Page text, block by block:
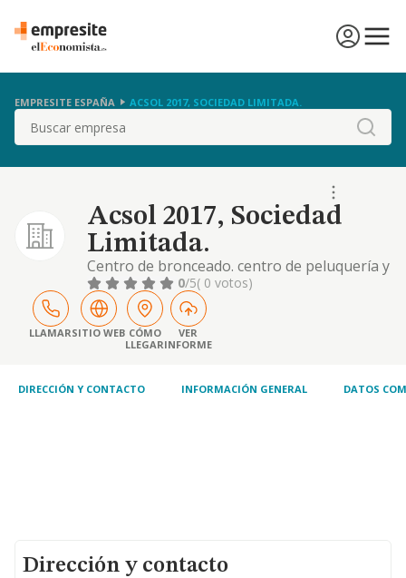
EMPRESITE ESPAÑA ACSOL 2017, SOCIEDAD LIMITADA.
Buscar
Acsol 2017, Sociedad
Limitada.
Centro de bronceado. centro de peluquería y
estética
0/5( 0 votos)
LLAMARSITIO WEB CÓMO
LLEGAR
VER
INFORME
DIRECCIÓN Y CONTACTO INFORMACIÓN GENERAL DATOS
Dirección y contacto